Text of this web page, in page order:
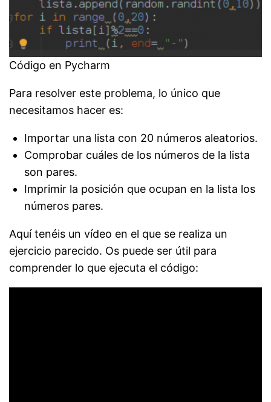
Código en Pycharm
Para resolver este problema, lo único que
necesitamos hacer es:
Importar una lista con 20 números aleatorios.
Comprobar cuáles de los números de la lista
son pares.
Imprimir la posición que ocupan en la lista los
números pares.
Aquí tenéis un vídeo en el que se realiza un
ejercicio parecido. Os puede ser útil para
comprender lo que ejecuta el código: